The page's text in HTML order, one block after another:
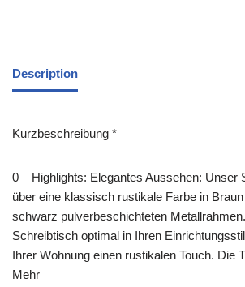
Description
Kurzbeschreibung *
0 – Highlights: Elegantes Aussehen: Unser
über eine klassisch rustikale Farbe in
schwarz pulverbeschichteten
Schreibtisch optimal in Ihren
Ihrer Wohnung einen rustikalen Touch. Die
Mehr